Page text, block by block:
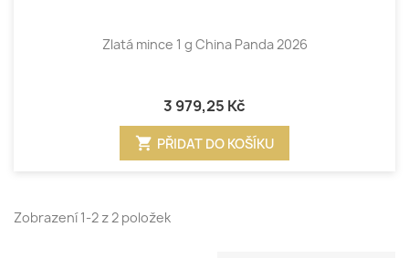
Zlatá mince 1 g China Panda 2026
3 979,25 Kč
shopping_cart PŘIDAT DO KOŠÍKU
Zobrazení 1-2 z 2 položek